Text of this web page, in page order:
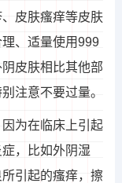
皮肤瘙痒等皮肤
、适量使用999
皮肤相比其他部
注意不要过量。
为在临床上引起
，比如外阴湿
引起的瘙痒，擦